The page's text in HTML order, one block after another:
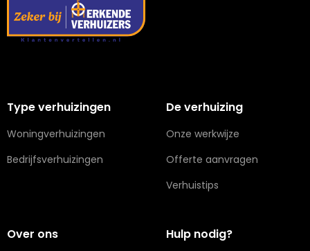
Type verhuizingen
Woningverhuizingen
Bedrijfsverhuizingen
De verhuizing
Onze werkwijze
Offerte aanvragen
Verhuistips
Over ons Hulp nodig?